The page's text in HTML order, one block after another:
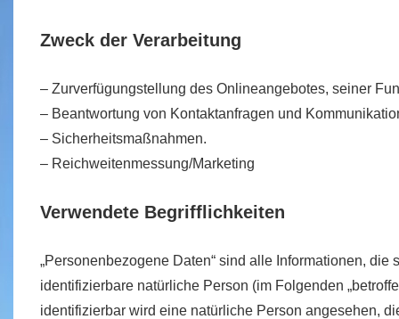
Zweck der Verarbeitung
– Zurverfügungstellung des Onlineangebotes, seiner
– Beantwortung von Kontaktanfragen und
– Sicherheitsmaßnahmen.
– Reichweitenmessung/Marketing
Verwendete Begrifflichkeiten
„Personenbezogene Daten“ sind alle Informationen, die
identifizierbare natürliche Person (im Folgenden
identifizierbar wird eine natürliche Person angesehen,